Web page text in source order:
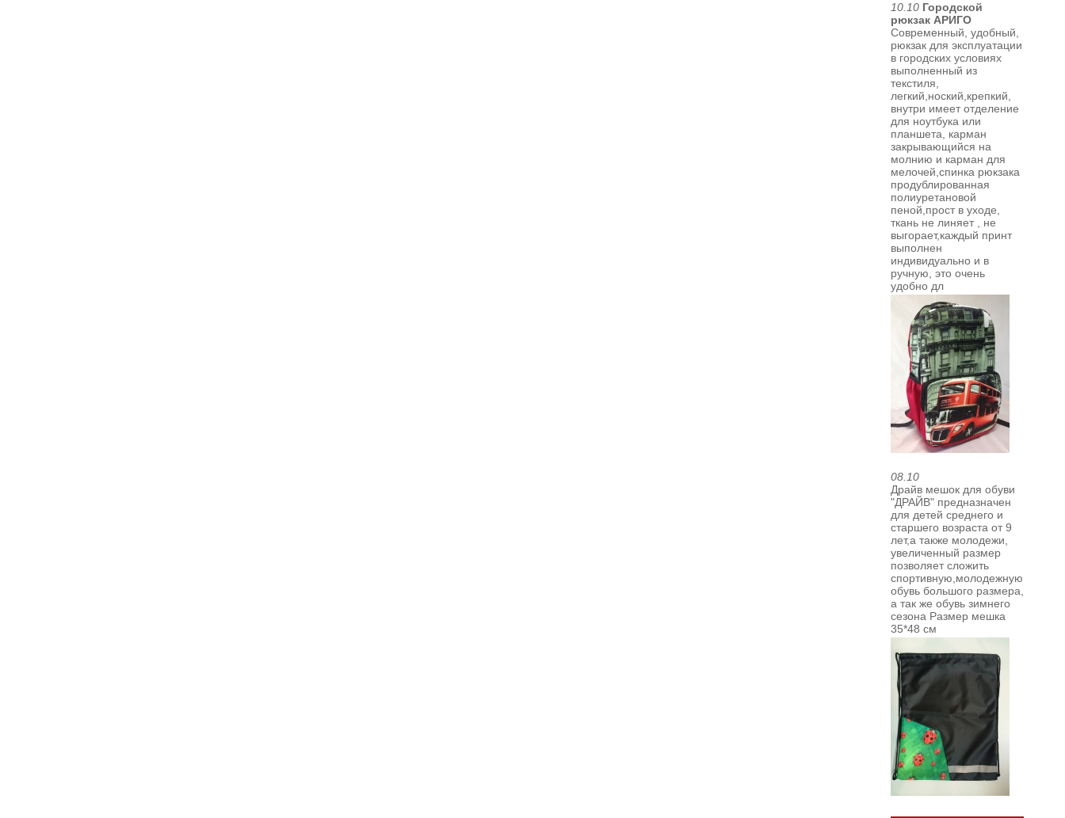
10.10 Городской
рюкзак АРИГО
Современный, удобный,
рюкзак для эксплуатации
в городских условиях
выполненный из
текстиля,
легкий,ноский,крепкий,
внутри имеет отделение
для ноутбука или
планшета, карман
закрывающийся на
молнию и карман для
мелочей,спинка рюкзака
продублированная
полиуретановой
пеной,прост в уходе,
ткань не линяет , не
выгорает,каждый принт
выполнен
индивидуально и в
ручную, это очень
удобно дл
08.10
Драйв мешок для обуви
"ДРАЙВ" предназначен
для детей среднего и
старшего возраста от 9
лет,а также молодежи,
увеличенный размер
позволяет сложить
спортивную,молодежную
обувь большого размера,
а так же обувь зимнего
сезона Размер мешка
35*48 см